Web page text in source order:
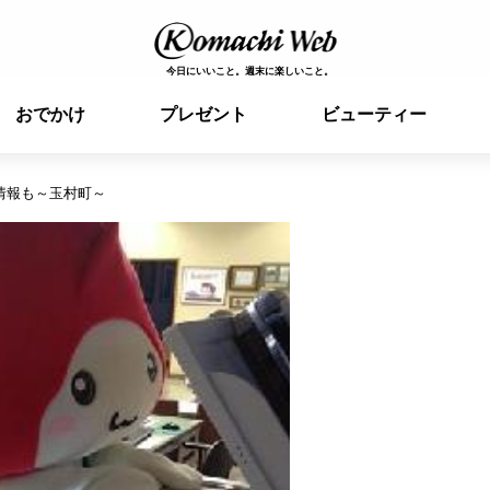
今日にいいこと。週末に楽しいこと。
おでかけ プレゼント ビューティー
報も～玉村町～